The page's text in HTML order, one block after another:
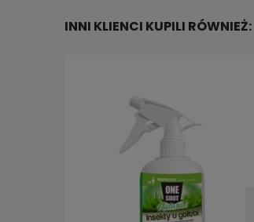
INNI KLIENCI KUPILI RÓWNIEŻ: